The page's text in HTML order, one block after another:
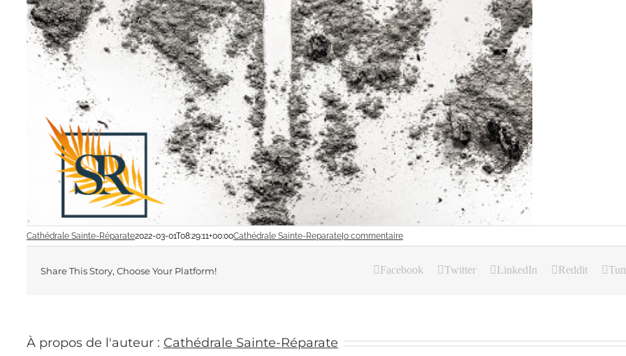
Cathédrale Sainte-Réparate2022-03-01T08:29:11+00:00Cathédrale Sainte-Reparate|0 commentaire
Share This Story, Choose Your Platform! Facebook Twitter LinkedIn Reddit
À propos de l'auteur : Cathédrale Sainte-Réparate